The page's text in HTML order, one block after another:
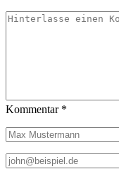
Kommentar *